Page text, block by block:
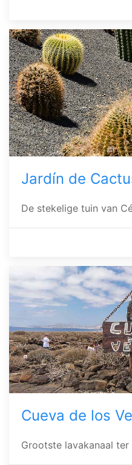
Jardín de
De stekelige tuin van
Cueva de los
Grootste lavakanaal ter